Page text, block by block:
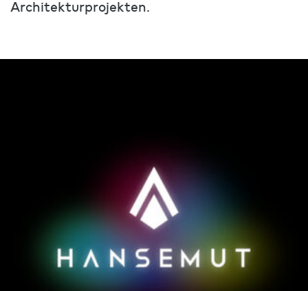
Architekturprojekten.